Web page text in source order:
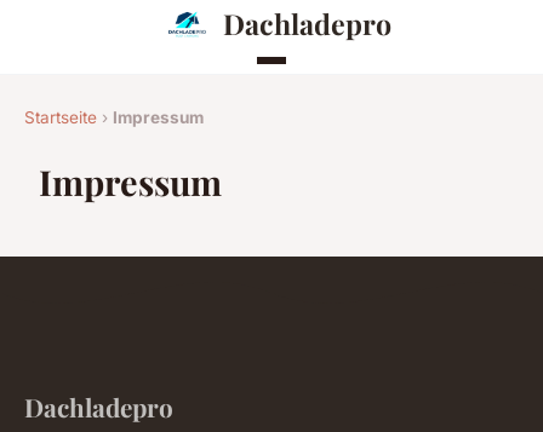
Dachladepro
Startseite › Impressum
Impressum
Dachladepro